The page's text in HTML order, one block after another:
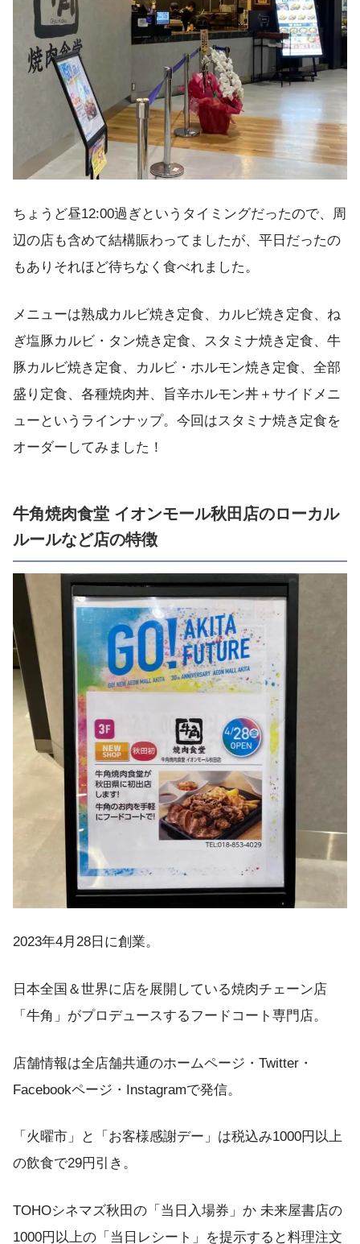
ちょうど昼12:00過ぎというタイミングだったので、周
辺の店も含めて結構賑わってましたが、平日だったの
もありそれほど待ちなく食べれました。
メニューは熟成カルビ焼き定食、カルビ焼き定食、ね
ぎ塩豚カルビ・タン焼き定食、スタミナ焼き定食、牛
豚カルビ焼き定食、カルビ・ホルモン焼き定食、全部
盛り定食、各種焼肉丼、旨辛ホルモン丼＋サイドメニ
ューというラインナップ。今回はスタミナ焼き定食を
オーダーしてみました！
牛角焼肉食堂 イオンモール秋田店のローカル
ルールなど店の特徴
2023年4月28日に創業。
日本全国＆世界に店を展開している焼肉チェーン店
「牛角」がプロデュースするフードコート専門店。
店舗情報は全店舗共通のホームページ・Twitter・
Facebookページ・Instagramで発信。
「火曜市」と「お客様感謝デー」は税込み1000円以上
の飲食で29円引き。
TOHOシネマズ秋田の「当日入場券」か 未来屋書店の
1000円以上の「当日レシート」を提示すると料理注文